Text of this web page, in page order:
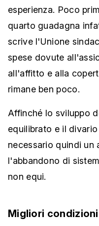
esperienza. Poco
quarto guadagna
scrive l'Unione
spese dovute
all'affitto e alla
rimane ben poco.
Affinché lo sviluppo
equilibrato e il
necessario quindi un
l'abbandono di
non equi.
Migliori